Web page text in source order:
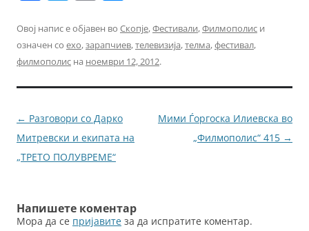
c
e
o
k
itt
er
ai
l
ss
e
Овој напис е објавен во Скопје,Фестивали,Филмополис и
означен со ехо,зарапчиев,телевизија,телма,фестивал,
филмополис на ноември 12, 2012.
Навигација
за
написи
← Разговори со Дарко
Митревски и екипата на
„ТРЕТО ПОЛУВРЕМЕ“
Мими Ѓоргоска Илиевска во
„Филмополис“ 415 →
Напишете коментар
Мора да се пријавите за да испратите коментар.